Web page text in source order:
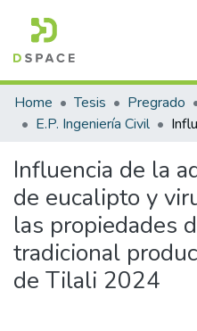
Communities & Collections
All of DSpace
Home Tesis Pregrado
E.P. Ingeniería Civil
Influencia de la
de eucalipto y
las propiedades
tradicional
de Tilali 2024